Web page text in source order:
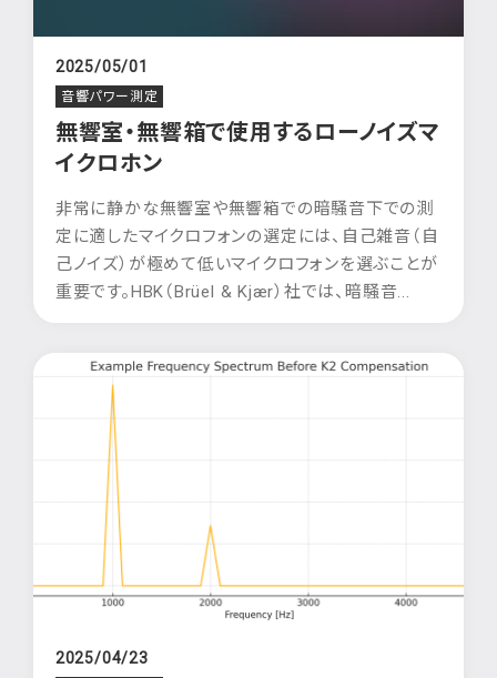
2025/05/01
音響パワー測定
無響室・無響箱で使用するローノイズマ
イクロホン
非常に静かな無響室や無響箱での暗騒音下での測
定に適したマイクロフォンの選定には、自己雑音（自
己ノイズ）が極めて低いマイクロフォンを選ぶことが
重要です。HBK（Brüel & Kjær）社では、暗騒音...
2025/04/23